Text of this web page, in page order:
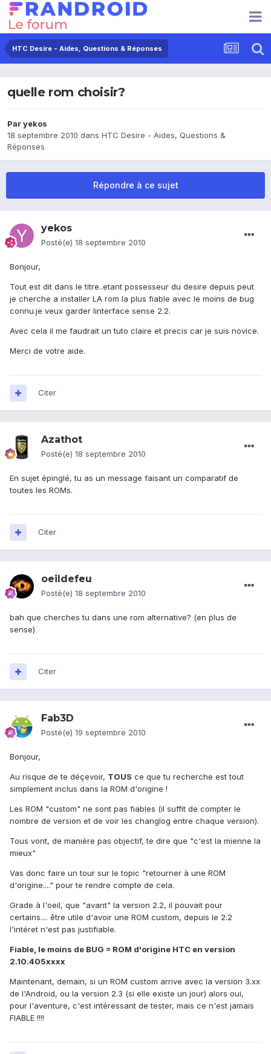
HTC Desire - Aides, Questions & Réponses
quelle rom choisir?
Paryekos
18 septembre 2010 dans HTC Desire - Aides, Questions &
Réponses
Répondre à ce sujet
yekos
Posté(e) 18 septembre 2010
Bonjour,
Tout est dit dans le titre..etant possesseur du desire depuis peut
je cherche a installer LA rom la plus fiable avec le moins de bug
connu.je veux garder linterface sense 2.2.
Avec cela il me faudrait un tuto claire et precis car je suis novice.
Merci de votre aide.
Citer
Azathot
Posté(e) 18 septembre 2010
En sujet épinglé, tu as un message faisant un comparatif de
toutes les ROMs.
Citer
oeildefeu
Posté(e) 18 septembre 2010
bah que cherches tu dans une rom alternative? (en plus de
sense)
Citer
Fab3D
Posté(e) 19 septembre 2010
Bonjour,
Au risque de te déçevoir, TOUS ce que tu recherche est tout
simplement inclus dans la ROM d'origine !
Les ROM "custom" ne sont pas fiables (il suffit de compter le
nombre de version et de voir les changlog entre chaque version).
Tous vont, de manière pas objectif, te dire que "c'est la mienne la
mieux"
Vas donc faire un tour sur le topic "retourner à une ROM
d'origine...." pour te rendre compte de cela.
Grade à l'oeil, que "avant" la version 2.2, il pouvait pour
certains.... être utile d'avoir une ROM custom, depuis le 2.2
l'intéret n'est pas justifiable.
Fiable, le moins de BUG = ROM d'origine HTC en version
2.10.405xxxx
Maintenant, demain, si un ROM custom arrive avec la version 3.xx
de l'Android, ou la version 2.3 (si elle existe un jour) alors oui,
pour l'aventure, c'est intéressant de tester, mais ce n'est jamais
FIABLE !!!!